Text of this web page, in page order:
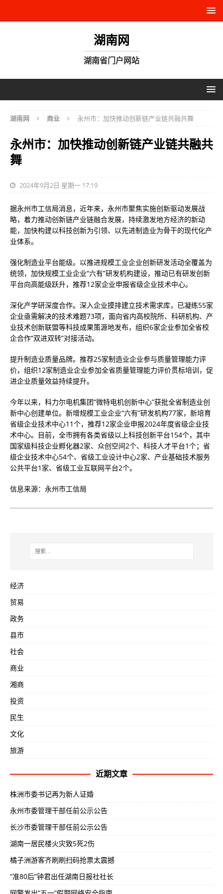
湖南网
湖南省门户网站
湖南网 商业 永州市：加快推动创新链产业链共融共舞
永州市：加快推动创新链产业链共融共
舞
2024年9月2日 星期一 17:19
据永州市工信局消息，近年来，永州市聚焦实施创新驱动发展战
略，着力推动创新链产业链融合发展，持续激发地方经济的新动
能，加快构建以科技创新为引领、以先进制造业为骨干的现代化产
业体系。
强化制造业平台能级。以推进规模工业企业创新研发活动全覆盖为
统领，加快规模工业企业“六有”研发机构建设，推动已有研发创新
平台向高能级跃升，推荐12家企业申报省级企业技术中心。
深化产学研深度合作。深入企业摸排建立技术需求库，已凝练55家
企业亟需解决的技术难题73项，面向省内高校院所、科研机构、产
业技术创新联盟等科技成果策源地发布，组织6家企业参加全省校
企合作“双进双转”对接活动。
提升制造业质量品牌。推荐25家制造业企业参与质量管理能力评
价，组织12家制造业企业参加全省质量管理能力评价贯标培训，促
进企业质量效益持续提升。
今年以来，科力尔电机集团“微特电机创新中心”获批全省制造业创
新中心创建单位。新增规模工业企业“六有”研发机构77家，新培育
省级企业技术中心11个，推荐12家企业申报2024年度省级企业技
术中心。目前，全市拥有各类省级以上科技创新平台154个，其中
国家级科技企业孵化器2家、众创空间2个、科技人才平台1个；省
级企业技术中心54个、省级工业设计中心2家、产业基础技术服务
公共平台1家、省级工业互联网平台2个。
信息来源：永州市工信局
经济
贸易
政务
县市
社会
商业
湘商
投资
民生
文化
旅游
近期文章
株洲市委书记再为新人证婚
永州市委管理干部任前公示公告
长沙市委管理干部任前公示公告
湖南一居民楼火灾致5死2伤
橘子洲游客齐刷刷扫码抢票太震撼
“准80后”钟君出任湖南日报社社长